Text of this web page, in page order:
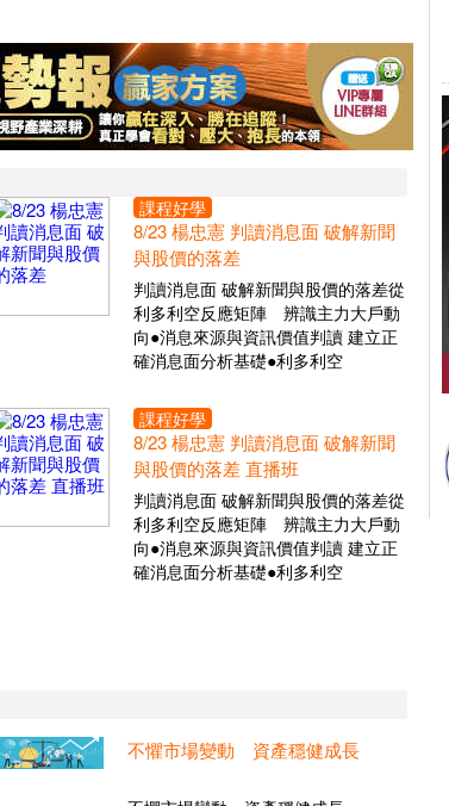
課程好學
8/23 楊忠憲 判讀消息面 破解新聞
與股價的落差
判讀消息面 破解新聞與股價的落差從
利多利空反應矩陣 辨識主力大戶動
向●消息來源與資訊價值判讀 建立正
確消息面分析基礎●利多利空
課程好學
8/23 楊忠憲 判讀消息面 破解新聞
與股價的落差 直播班
判讀消息面 破解新聞與股價的落差從
利多利空反應矩陣 辨識主力大戶動
向●消息來源與資訊價值判讀 建立正
確消息面分析基礎●利多利空
不懼市場變動 資產穩健成長